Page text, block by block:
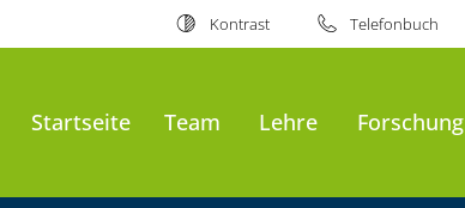
Kontrast Telefonbuch
Startseite Team Lehre Forschung